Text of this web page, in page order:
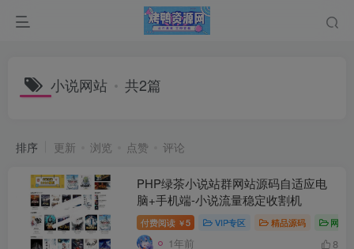
小说网站 共2篇
排序 更新 浏览 点赞 评论
PHP绿茶小说站群网站源码自适应电
脑+手机端-小说流量稳定收割机
付费阅读 ￥5 VIP专区 精品源码 网站
1年前 8